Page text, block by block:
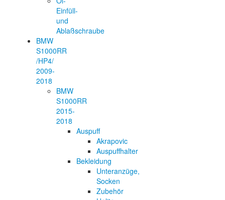
Einfüll-
und
Ablaßschraube
BMW
S1000RR
/HP4/
2009-
2018
BMW
S1000RR
2015-
2018
Auspuff
Akrapovic
Auspuffhalter
Bekleidung
Unteranzüge,
Socken
Zubehör